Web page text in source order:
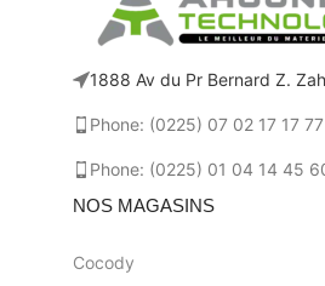
1888 Av du Pr Bernard Z.
Phone: (0225) 07 02 17 17 77
Phone: (0225) 01 04 14 45
NOS MAGASINS
Cocody